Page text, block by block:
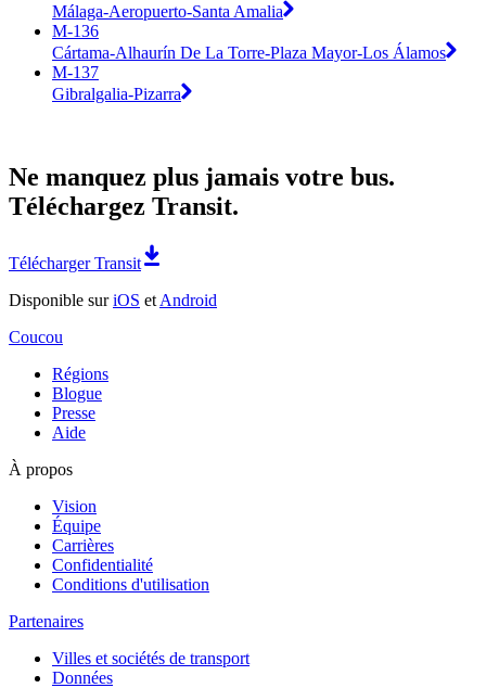
Málaga-Aeropuerto-Santa Amalia
M-136
Cártama-Alhaurín De La Torre-Plaza Mayor-Los Álamos
M-137
Gibralgalia-Pizarra
Ne manquez plus jamais votre bus.
Téléchargez Transit.
Télécharger Transit
Disponible suriOS et Android
Coucou
Régions
Blogue
Presse
Aide
À propos
Vision
Équipe
Carrières
Confidentialité
Conditions d'utilisation
Partenaires
Villes et sociétés de transport
Données